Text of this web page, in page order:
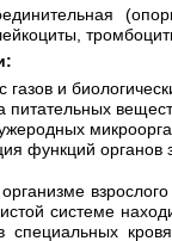
газов и
питательных
функций органов
системе